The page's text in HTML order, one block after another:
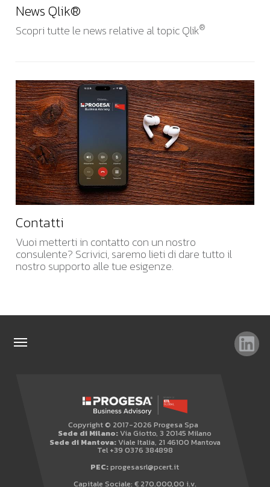
News Qlik®
Scopri tutte le news relative al topic Qlik®
Contatti
Vuoi metterti in contatto con un nostro
consulente? Scrivici, saremo lieti di dare tutto il
nostro supporto alle tue esigenze.
AREA RISERVATA
WHISTLEBLOWING
Copyright © 2017-2026 Progesa Spa
Sede di Milano:Via Giotto, 3 20145 Milano
Sede di Mantova:Viale Italia, 21 46100 Mantova
Tel +39 0376 384898
PEC:progesasrl@pcert.it
Capitale Sociale: € 270.000,00 i.v.